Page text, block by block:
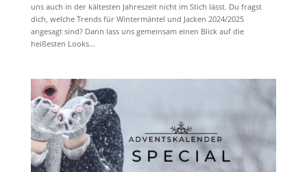
uns auch in der kältesten Jahreszeit nicht im Stich lässt. Du fragst
dich, welche Trends für Wintermäntel und Jacken 2024/2025
angesagt sind? Dann lass uns gemeinsam einen Blick auf die
heißesten Looks...